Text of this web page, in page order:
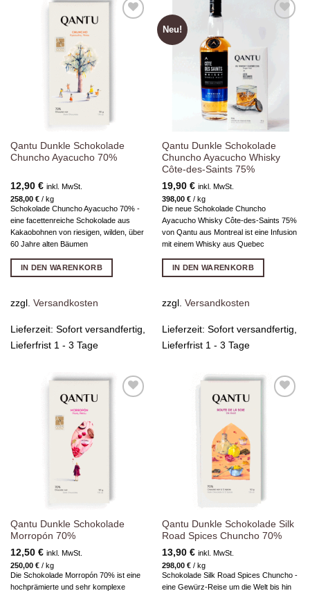
Qantu Dunkle Schokolade
Chuncho Ayacucho 70%
12,90 € inkl. MwSt.
258,00 €/ kg
Schokolade Chuncho Ayacucho 70% -
eine facettenreiche Schokolade aus
Kakaobohnen von riesigen, wilden, über
60 Jahre alten Bäumen
IN DEN WARENKORB
zzgl. Versandkosten
Lieferzeit: Sofort versandfertig,
Lieferfrist 1 - 3 Tage
Neu!
hinzufügen
Qantu Dunkle Schokolade
Chuncho Ayacucho Whisky
Côte-des-Saints 75%
19,90 € inkl. MwSt.
398,00 €/ kg
Die neue Schokolade Chuncho
Ayacucho Whisky Côte-des-Saints 75%
von Qantu aus Montreal ist eine Infusion
mit einem Whisky aus Quebec
IN DEN WARENKORB
zzgl. Versandkosten
Lieferzeit: Sofort versandfertig,
Lieferfrist 1 - 3 Tage
Qantu Dunkle Schokolade
Morropón 70%
12,50 € inkl. MwSt.
250,00 €/ kg
Die Schokolade Morropón 70% ist eine
hochprämierte und sehr komplexe
Qantu Dunkle Schokolade Silk
Road Spices Chuncho 70%
13,90 € inkl. MwSt.
298,00 €/ kg
Schokolade Silk Road Spices Chuncho -
eine Gewürz-Reise um die Welt bis hin